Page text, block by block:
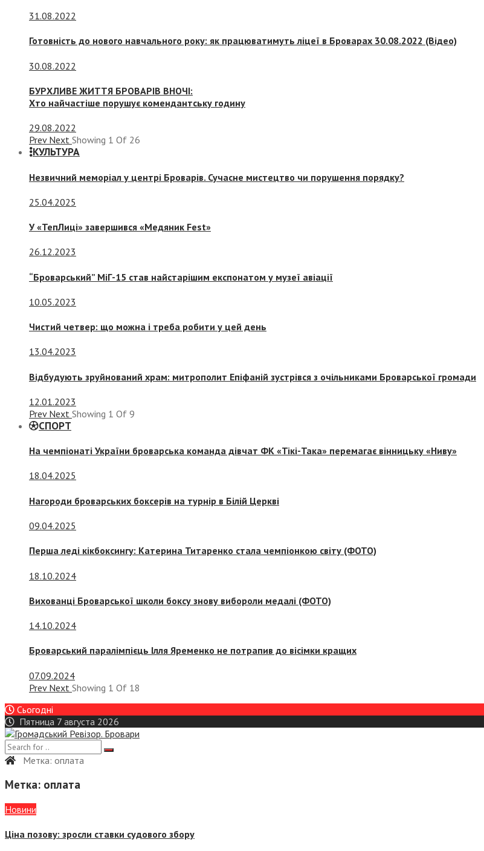
31.08.2022
Готовність до нового навчального року: як працюватимуть ліцеї в Броварах 30.08.2022 (Відео)
30.08.2022
БУРХЛИВЕ ЖИТТЯ БРОВАРІВ ВНОЧІ:
Хто найчастіше порушує комендантську годину
29.08.2022
Prev Next Showing 1 Of 26
КУЛЬТУРА
Незвичний меморіал у центрі Броварів. Сучасне мистецтво чи порушення порядку?
25.04.2025
У «ТепЛиці» завершився «Медяник Fest»
26.12.2023
“Броварський” МіГ-15 став найстарішим експонатом у музеї авіації
10.05.2023
Чистий четвер: що можна і треба робити у цей день
13.04.2023
Відбудують зруйнований храм: митрополит Епіфаній зустрівся з очільниками Броварської громади
12.01.2023
Prev Next Showing 1 Of 9
СПОРТ
На чемпіонаті України броварська команда дівчат ФК «Тікі-Така» перемагає вінницьку «Ниву»
18.04.2025
Нагороди броварських боксерів на турнір в Білій Церкві
09.04.2025
Перша леді кікбоксингу: Катерина Титаренко стала чемпіонкою світу (ФОТО)
18.10.2024
Вихованці Броварської школи боксу знову вибороли медалі (ФОТО)
14.10.2024
Броварський паралімпієць Ілля Яременко не потрапив до вісімки кращих
07.09.2024
Prev Next Showing 1 Of 18
Сьогодні
Пятница 7 августа 2026
Метка: оплата
Метка: оплата
Новини
Ціна позову: зросли ставки судового збору